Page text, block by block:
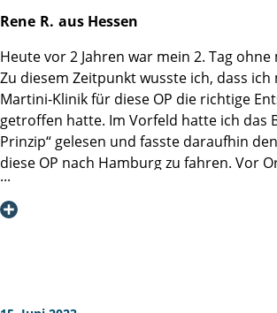
Rene R. aus Hessen
Heute vor 2 Jahren war mein 2. Tag
Zu diesem Zeitpunkt wusste ich, dass
Martini-Klinik für diese OP die richtige
getroffen hatte. Im Vorfeld hatte ich das
Prinzip“ gelesen und fasste daraufhin
diese OP nach Hamburg zu fahren. Vor
jeden Tag, dass alles im Buch
- und noch mehr.